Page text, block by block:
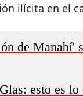
ilícita en el
de Manabí'
esto es lo